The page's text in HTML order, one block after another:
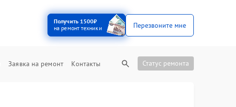
Получить 1500₽
на ремонт техники
Перезвоните мне
Заявка на ремонт Контакты Статус ремонта